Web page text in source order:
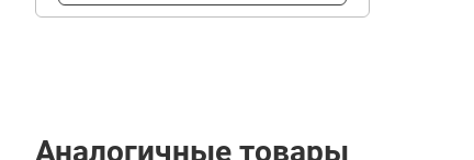
Аналогичные товары